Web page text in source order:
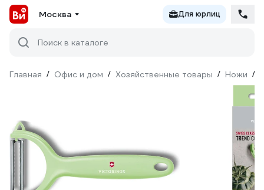
Москва Для юрлиц
Поиск в каталоге
Главная / Офис и дом / Хозяйственные товары / Ножи /